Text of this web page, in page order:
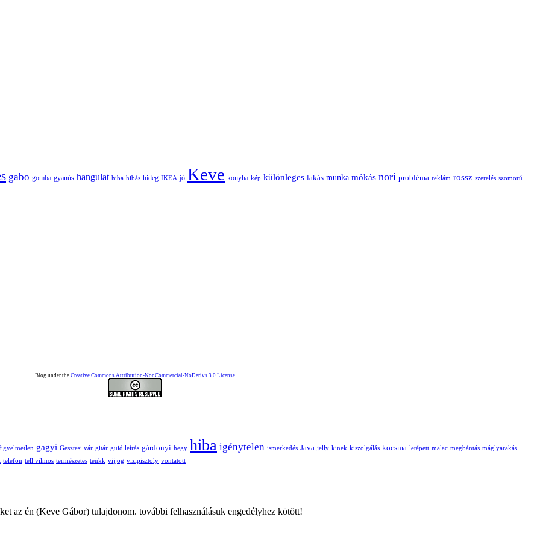
gabo gomba gyanús hangulat hiba hibás hideg IKEA jó Keve konyha kép különleges lakás munka mókás nori probléma reklám rossz szerelés szomorú
Blog under the Creative Commons Attribution-NonCommercial-NoDerivs 3.0 License
gagyi Gesztesi vár gitár guid leírás gárdonyi hegy hiba igénytelen ismerkedés Java jelly kinek kiszolgálás kocsma letépett malac megbántás máglyarakás
telefon tell vilmos természetes teükk vijjog vizipisztoly vontatott
az én (Keve Gábor) tulajdonom. további felhasználásuk engedélyhez kötött!